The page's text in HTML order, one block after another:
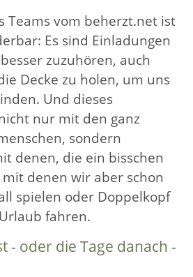
Teams vom beherzt.net ist
Es sind Einladungen
zuzuhören, auch
Decke zu holen, um uns
Und dieses
nur mit den ganz
sondern
denen, die ein bisschen
denen wir aber schon
spielen oder Doppelkopf
fahren.
- oder die Tage danach -